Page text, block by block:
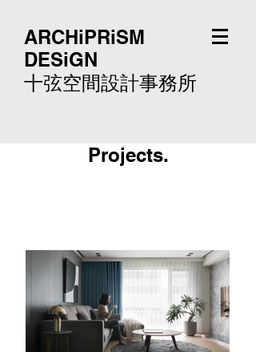
ARCHiPRiSM
DESiGN
十弦空間設計事務所
Projects.